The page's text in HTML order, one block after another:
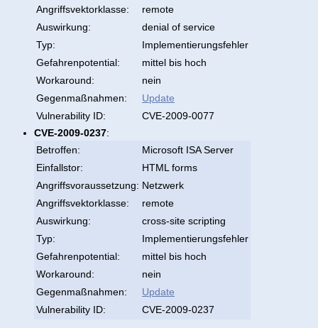
Angriffsvektorklasse:
remote
Auswirkung:
denial of service
Typ:
Implementierungsfehler
Gefahrenpotential:
mittel bis hoch
Workaround:
nein
Gegenmaßnahmen:
Update
Vulnerability ID:
CVE-2009-0077
CVE-2009-0237:
Betroffen:
Microsoft ISA Server
Einfallstor:
HTML forms
Angriffsvoraussetzung: Netzwerk
Angriffsvektorklasse:
remote
Auswirkung:
cross-site scripting
Typ:
Implementierungsfehler
Gefahrenpotential:
mittel bis hoch
Workaround:
nein
Gegenmaßnahmen:
Update
Vulnerability ID:
CVE-2009-0237